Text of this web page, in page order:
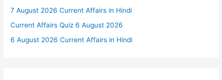
7 August 2026 Current Affairs in Hindi
Current Affairs Quiz 6 August 2026
6 August 2026 Current Affairs in Hindi